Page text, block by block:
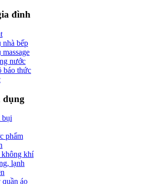
đình
nhà bếp
nước
báo thức
dụng
bụi
phẩm
khí
lạnh
quần áo